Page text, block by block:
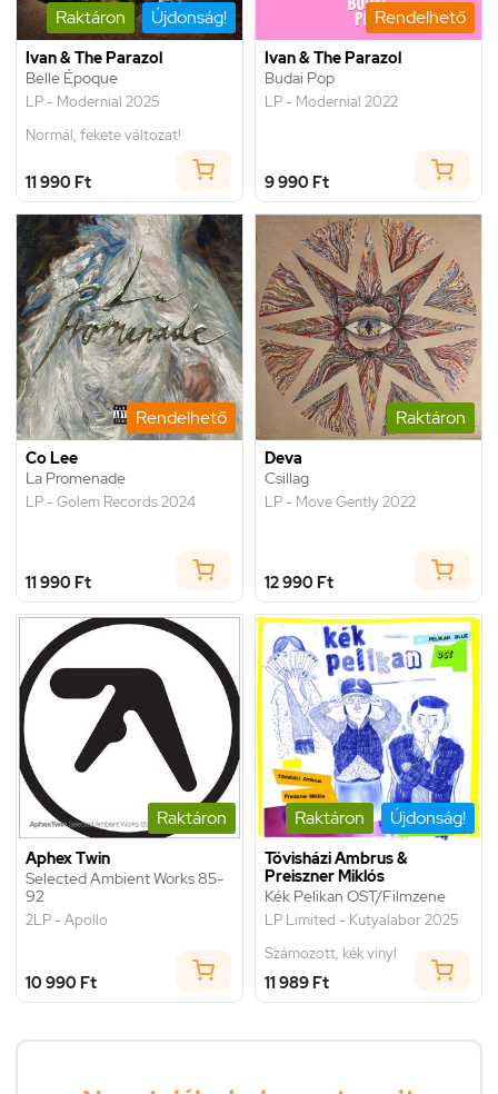
Raktáron Újdonság!
Ivan & The Parazol
Belle Époque
LP - Modernial 2025
Normál, fekete változat!
11 990 Ft
Rendelhető
Ivan & The Parazol
Budai Pop
LP - Modernial 2022
9 990 Ft
Rendelhető
Co Lee
La Promenade
LP - Golem Records 2024
11 990 Ft
Raktáron
Deva
Csillag
LP - Move Gently 2022
12 990 Ft
Raktáron
Aphex Twin
Selected Ambient Works 85-
92
2LP - Apollo
10 990 Ft
Raktáron Újdonság!
Tövisházi Ambrus &
Preiszner Miklós
Kék Pelikan OST/Filmzene
LP Limited - Kutyalabor 2025
Számozott, kék vinyl
11 989 Ft